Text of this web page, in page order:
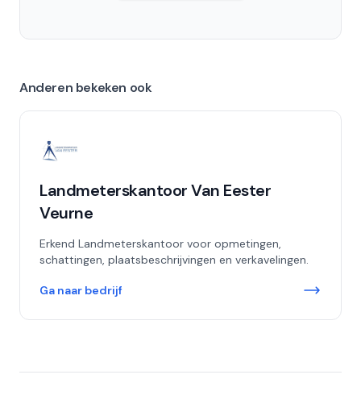
Anderen bekeken ook
Landmeterskantoor Van Eester
Veurne
Erkend Landmeterskantoor voor opmetingen,
schattingen, plaatsbeschrijvingen en verkavelingen.
Ga naar bedrijf